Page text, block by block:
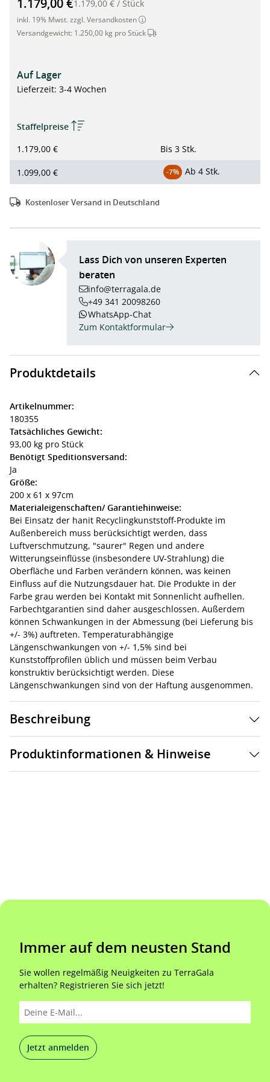
1.179,00 €1.179,00 € / Stück
inkl. 19% Mwst. zzgl. Versandkosten
Versandgewicht: 1.250,00 kg pro Stück Dieser Artikel wird per Spedition
Auf Lager
Lieferzeit: 3-4 Wochen
Staffelpreise
1.179,00 €
Bis 3 Stk.
1.099,00 € -7% Ab 4 Stk.
Kostenloser Versand in Deutschland
Lass Dich von unseren Experten
beraten
info@terragala.de
+49 341 20098260
WhatsApp-Chat
Zum Kontaktformular
Produktdetails
Artikelnummer:
180355
Tatsächliches Gewicht:
93,00 kg pro Stück
Benötigt Speditionsversand:
Ja
Größe:
200 x 61 x 97cm
Materialeigenschaften/ Garantiehinweise:
Bei Einsatz der hanit Recyclingkunststoff-Produkte im
Außenbereich muss berücksichtigt werden, dass
Luftverschmutzung, "saurer" Regen und andere
Witterungseinflüsse (insbesondere UV-Strahlung) die
Oberfläche und Farben verändern können, was keinen
Einfluss auf die Nutzungsdauer hat. Die Produkte in der
Farbe grau werden bei Kontakt mit Sonnenlicht aufhellen.
Farbechtgarantien sind daher ausgeschlossen. Außerdem
können Schwankungen in der Abmessung (bei Lieferung bis
+/- 3%) auftreten. Temperaturabhängige
Längenschwankungen von +/- 1,5% sind bei
Kunststoffprofilen üblich und müssen beim Verbau
konstruktiv berücksichtigt werden. Diese
Längenschwankungen sind von der Haftung ausgenommen.
Beschreibung
Produktinformationen & Hinweise
Immer auf dem neusten Stand
Sie wollen regelmäßig Neuigkeiten zu TerraGala
erhalten? Registrieren Sie sich jetzt!
Jetzt anmelden